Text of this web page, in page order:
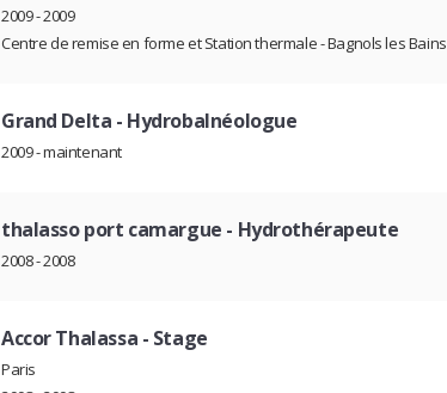
2009 - 2009
Centre de remise en forme et Station thermale - Bagnols les Bains
Grand Delta - Hydrobalnéologue
2009 - maintenant
thalasso port camargue - Hydrothérapeute
2008 - 2008
Accor Thalassa - Stage
Paris